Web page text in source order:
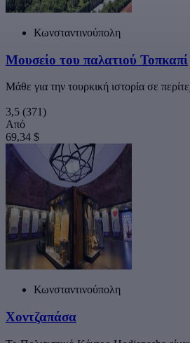
Κωνσταντινούπολη
Μουσείο του παλατιού Τοπκαπί
Μάθε για την τουρκική ιστορία σε
3,5 (371)
Από
69,34 $
Κωνσταντινούπολη
Χοντζαπάσα